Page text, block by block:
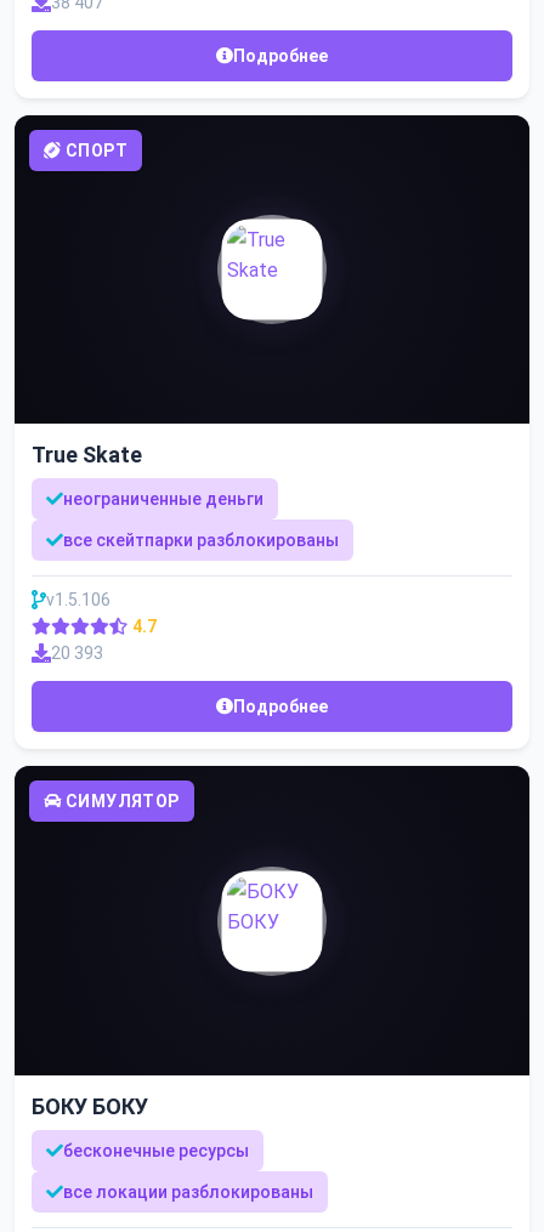
Подробнее
СПОРТ
True Skate
неограниченные деньги
все скейтпарки разблокированы
v1.5.106
4.7
20 393
Подробнее
СИМУЛЯТОР
БОКУ БОКУ
бесконечные ресурсы
все локации разблокированы